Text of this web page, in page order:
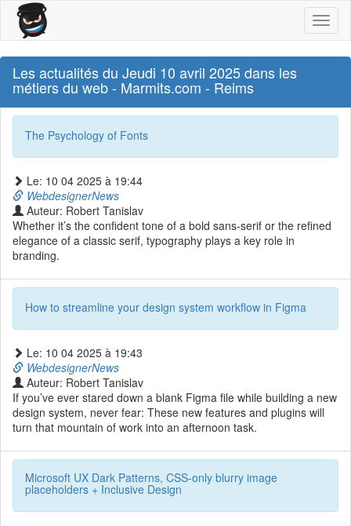
Les actualités du Jeudi 10 avril 2025 dans les
métiers du web - Marmits.com - Reims
The Psychology of Fonts
Le: 10 04 2025 à 19:44
WebdesignerNews
Auteur: Robert Tanislav
Whether it’s the confident tone of a bold sans-serif or the refined
elegance of a classic serif, typography plays a key role in
branding.
How to streamline your design system workflow in Figma
Le: 10 04 2025 à 19:43
WebdesignerNews
Auteur: Robert Tanislav
If you’ve ever stared down a blank Figma file while building a new
design system, never fear: These new features and plugins will
turn that mountain of work into an afternoon task.
Microsoft UX Dark Patterns, CSS-only blurry image
placeholders + Inclusive Design